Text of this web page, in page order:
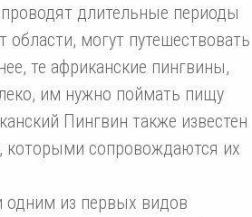
длительные периоды
могут путешествовать
те африканские пингвины,
им нужно поймать пищу
Пингвин также известен
которыми сопровождаются их
одним из первых видов